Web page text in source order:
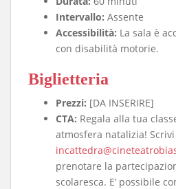
Intervallo: Assente
Accessibilità: La sala è
con disabilità motorie.
Biglietteria
Prezzi: [DA INSERIRE]
CTA: Regala alla tua
atmosfera natalizia! Scrivi
prenotare la
scolaresca. E’ possibile